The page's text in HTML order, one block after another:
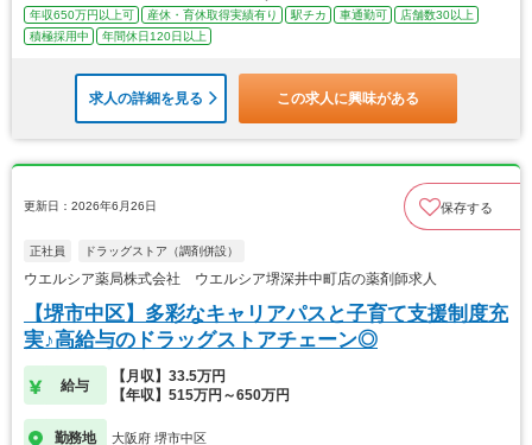
年収650万円以上可 産休・育休取得実績有り 駅チカ 車通勤可
店舗数30以上
積極採用中
年間休日120日以上
求人の詳細を見る この求人に興味がある
更新日：2026年6月26日 保存する
正社員 ドラッグストア（調剤併設）
ウエルシア薬局株式会社 ウエルシア堺深井中町店の薬剤師求人
【堺市中区】多彩なキャリアパスと子育て支援制度充
実♪高給与のドラッグストアチェーン◎
給与
【月収】33.5万円
【年収】515万円～650万円
勤務地 大阪府 堺市中区